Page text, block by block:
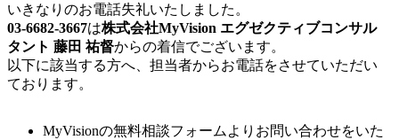
いきなりのお電話失礼いたしました。
03-6682-3667は株式会社MyVision エグゼクティブコンサル
タント 藤田 祐督からの着信でございます。
以下に該当する方へ、担当者からお電話をさせていただい
ております。
MyVisionの無料相談フォームよりお問い合わせをいた